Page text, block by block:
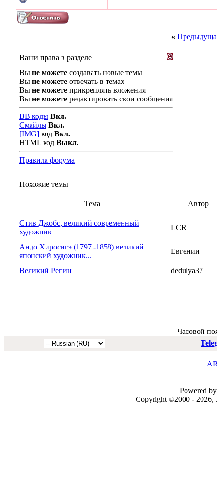
«
Ваши права в разделе
Вы не можете создавать новые темы
Вы не можете отвечать в темах
Вы не можете прикреплять вложения
Вы не можете редактировать свои сообщения
BB коды Вкл.
Смайлы Вкл.
[IMG] код Вкл.
HTML код Выкл.
Правила форума
Похожие темы
Тема Автор
Стив Джобс, великий современный
художник
LCR
Андо Хиросигэ (1797 -1858) великий
японский художник...
Евгений
Великий Репин dedulya37
Часовой
Powered
Copyright ©2000 - 2026,